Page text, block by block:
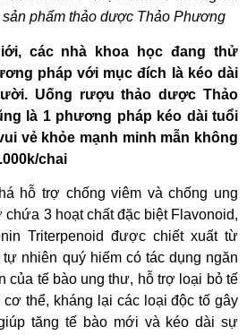
phẩm thảo dược Thảo Phương
các nhà khoa học đang thử
pháp với mục đích là kéo dài
Uống rượu thảo dược Thảo
là 1 phương pháp kéo dài tuổi
vẻ khỏe mạnh minh mẫn không
chai
hỗ trợ chống viêm và chống ung
3 hoạt chất đặc biệt Flavonoid,
Triterpenoid được chiết xuất từ
nhiên quý hiếm có tác dụng ngăn
của tế bào ung thư, hỗ trợ loại bỏ tế
cơ thể, kháng lại các loại độc tố gây
tăng tế bào mới và kéo dài sự